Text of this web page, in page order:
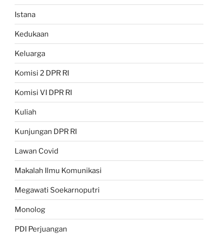
Istana
Kedukaan
Keluarga
Komisi 2 DPR RI
Komisi VI DPR RI
Kuliah
Kunjungan DPR RI
Lawan Covid
Makalah Ilmu Komunikasi
Megawati Soekarnoputri
Monolog
PDI Perjuangan